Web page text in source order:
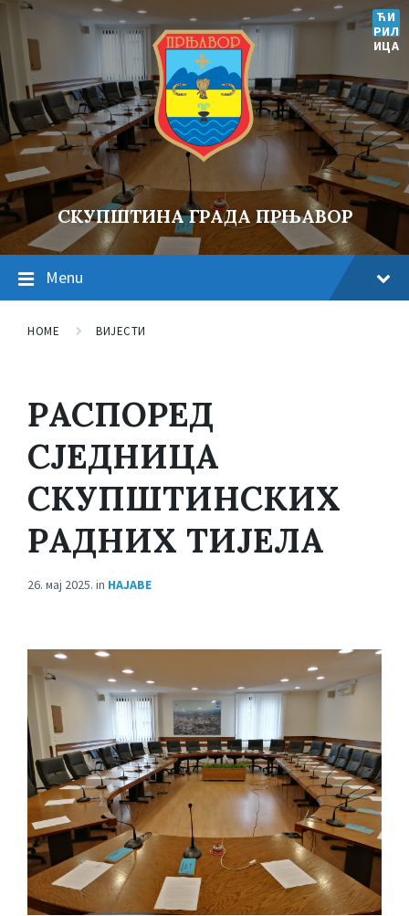
ЋИ
РИЛ
ИЦА
СКУПШТИНА ГРАДА ПРЊАВОР
Menu
HOME ВИЈЕСТИ
РАСПОРЕД
СЈЕДНИЦА
СКУПШТИНСКИХ
РАДНИХ ТИЈЕЛА
26. мај 2025. in НАЈАВЕ